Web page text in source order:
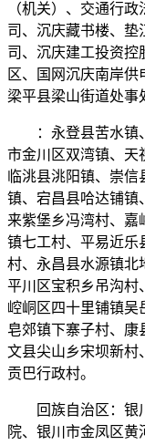
（机关）、交通行
司、沉庆藏书楼、垫
司、沉庆建工投资控
区、国网沉庆南岸供
梁平县梁山街道处事
：永登县苦水镇、
市金川区双湾镇、天
临洮县洮阳镇、崇信
镇、宕昌县哈达铺镇
来紫堡乡冯湾村、嘉
镇七工村、平易近乐
村、永昌县水源镇北
平川区宝积乡吊沟村
崆峒区四十里铺镇吴
皂郊镇下寨子村、康
文县尖山乡宋坝新村
贡巴行政村。
回族自治区：银川
院、银川市金凤区